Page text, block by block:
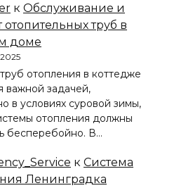
к Обслуживание и
отопительных труб в
доме
отопления в коттедже
важной задачей,
в условиях суровой зимы,
отопления должны
бесперебойно. В…
к Система
Ленинградка